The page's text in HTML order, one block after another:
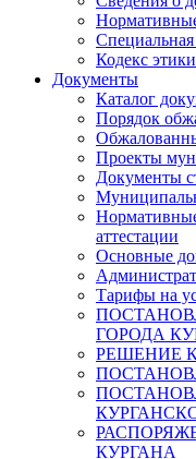
Кодекс
Документы
Каталог
Порядок
Проекты
Документы
аттестации
Основные
Тарифы на
ГОРОДА
РЕШЕНИЕ
КУРГАНА